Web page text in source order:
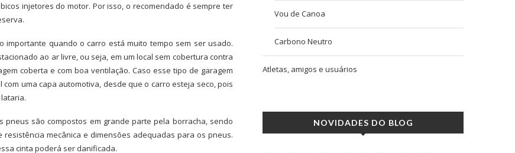
injetores do motor. Por isso, o recomendado é sempre ter
importante quando o carro está muito tempo sem ser usado.
ao ar livre, ou seja, em um local sem cobertura contra
coberta e com boa ventilação. Caso esse tipo de garagem
uma capa automotiva, desde que o carro esteja seco, pois
pneus são compostos em grande parte pela borracha, sendo
mecânica e dimensões adequadas para os pneus.
cinta poderá ser danificada.
Vou de Canoa
Carbono Neutro
Atletas, amigos e usuários
NOVIDADES DO BLOG